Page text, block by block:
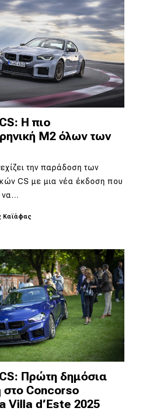
Η πιο
Μ2 όλων των
την παράδοση των
CS με μια νέα έκδοση που
να…
Καϊάφας
Πρώτη δημόσια
Concorso
Villa d’Este 2025